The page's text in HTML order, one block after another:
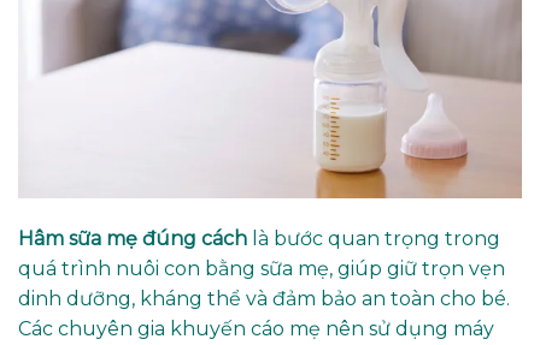
Hâm sữa mẹ đúng cách là bước quan trọng trong
quá trình nuôi con bằng sữa mẹ, giúp giữ trọn vẹn
dinh dưỡng, kháng thể và đảm bảo an toàn cho bé.
Các chuyên gia khuyến cáo mẹ nên sử dụng máy